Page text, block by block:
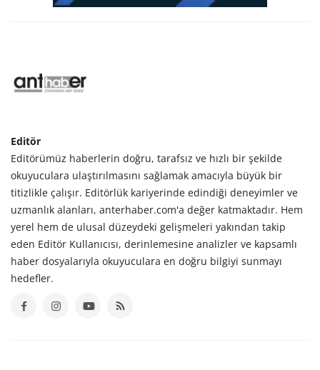
Editör
Editörümüz haberlerin doğru, tarafsız ve hızlı bir şekilde
okuyuculara ulaştırılmasını sağlamak amacıyla büyük bir
titizlikle çalışır. Editörlük kariyerinde edindiği deneyimler ve
uzmanlık alanları, anterhaber.com'a değer katmaktadır. Hem
yerel hem de ulusal düzeydeki gelişmeleri yakından takip
eden Editör Kullanıcısı, derinlemesine analizler ve kapsamlı
haber dosyalarıyla okuyuculara en doğru bilgiyi sunmayı
hedefler.